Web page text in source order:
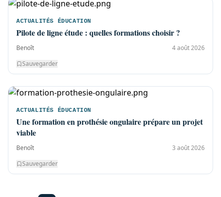
ACTUALITÉS ÉDUCATION
Pilote de ligne étude : quelles formations choisir ?
Benoît
4 août 2026
Sauvegarder
ACTUALITÉS ÉDUCATION
Une formation en prothésie ongulaire prépare un projet
viable
Benoît
3 août 2026
Sauvegarder